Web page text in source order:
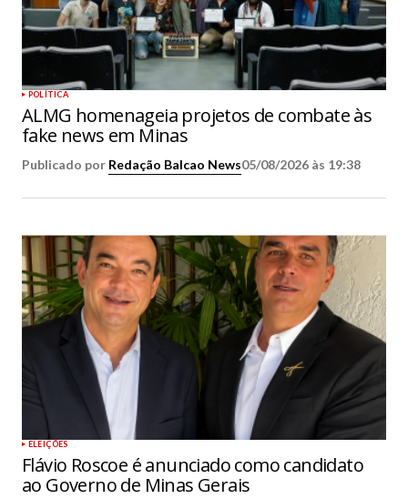
POLÍTICA
ALMG homenageia projetos de combate às
fake news em Minas
Publicado por Redação Balcao News05/08/2026 às 19:38
ELEIÇÕES
Flávio Roscoe é anunciado como candidato
ao Governo de Minas Gerais